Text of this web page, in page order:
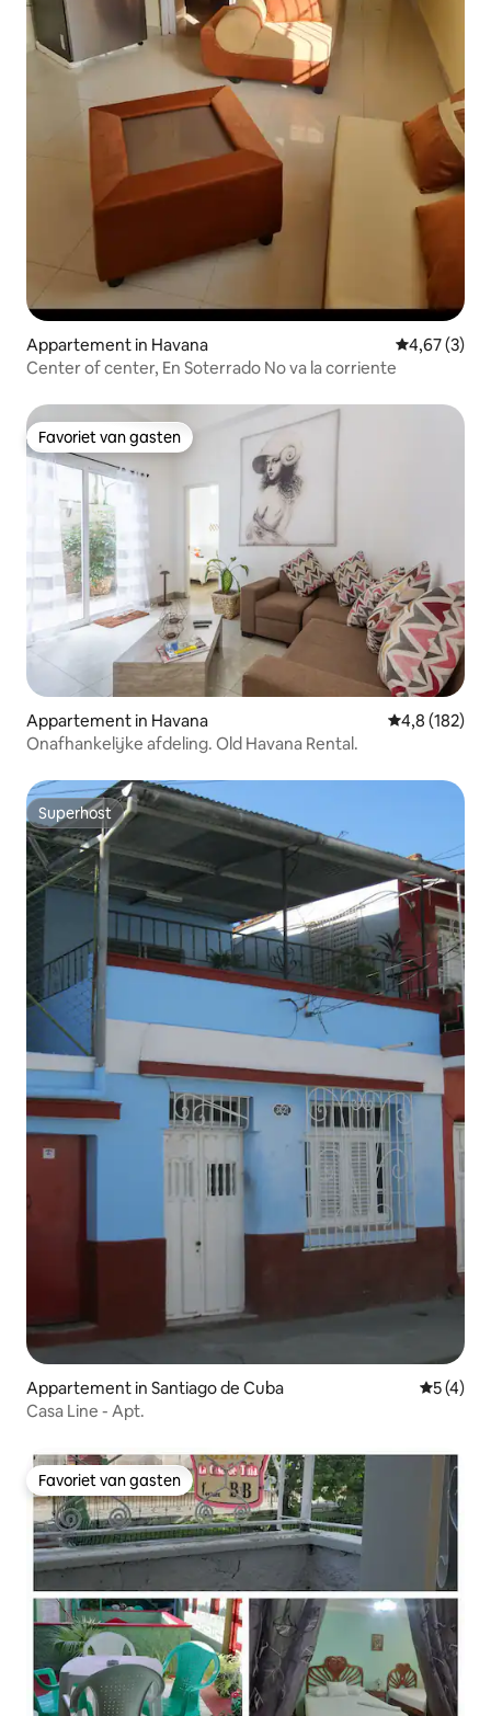
Appartement in Havana
4,67 (3)
Center of center, En Soterrado No va la corriente
Favoriet van gasten
Favoriet van gasten
Appartement in Havana Gemiddelde
4,8 (182)
Onafhankelijke afdeling. Old Havana Rental.
Superhost
Superhost
Appartement in Santiago de Cuba
5 (4)
Casa Line - Apt.
Favoriet van gasten
Favoriet van gasten